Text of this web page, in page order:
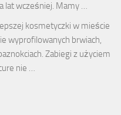
lat wcześniej. Mamy …
kosmetyczki w mieście
wyprofilowanych brwiach,
Zabiegi z użyciem
nie …